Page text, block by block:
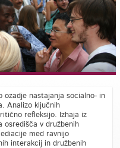
ozadje nastajanja socialno- in
Analizo ključnih
refleksijo. Izhaja iz
osredišča v družbenih
med ravnijo
interakcij in družbenih